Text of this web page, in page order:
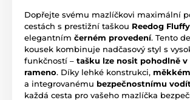
Dopřejte svému mazlíčkovi maximální
cestách s prestižní taškou Reedog
elegantním černém provedení. Tento
kousek kombinuje nadčasový styl s
funkčností – tašku lze nosit pohodlně v
rameno. Díky lehké konstrukci,
a integrovanému bezpečnostnímu
každá cesta pro vašeho mazlíčka